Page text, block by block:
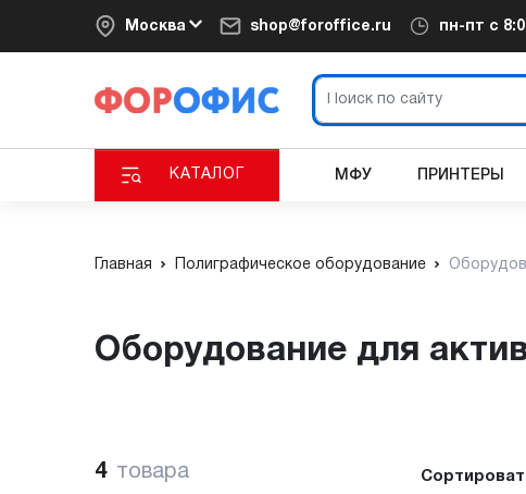
Москва shop@foroffice.ru пн-пт с
КАТАЛОГ МФУ ПРИНТЕРЫ
Главная Полиграфическое оборудование
Оборудование для
4 товара